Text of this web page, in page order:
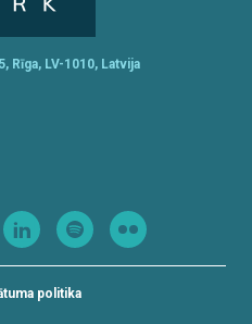
Rīga, LV-1010, Latvija
politika